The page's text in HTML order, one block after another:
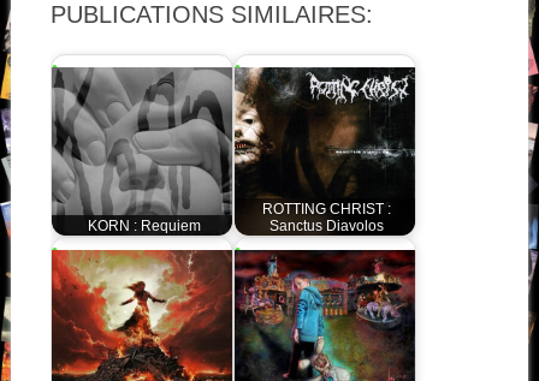
PUBLICATIONS SIMILAIRES:
KORN : Requiem
ROTTING CHRIST :
Sanctus Diavolos